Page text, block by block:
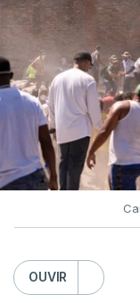
OUVIR